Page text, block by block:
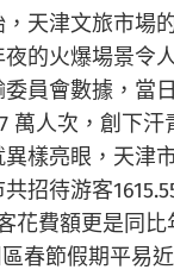
天津文旅市場
的火爆場景令
員會數據，當
萬人次，創下
樣亮眼，天津
招待游客
花費額更是同
春節假期平易